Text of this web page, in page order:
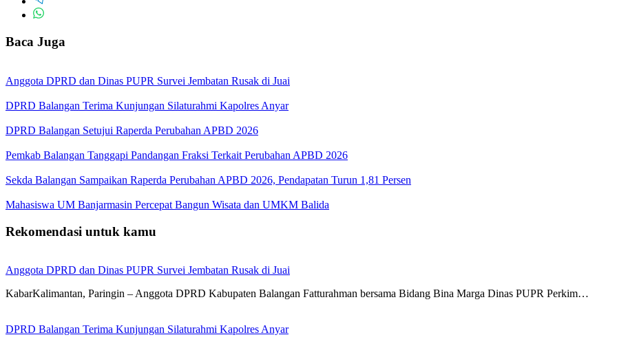
Baca Juga
Anggota DPRD dan Dinas PUPR Survei Jembatan Rusak di Juai
DPRD Balangan Terima Kunjungan Silaturahmi Kapolres Anyar
DPRD Balangan Setujui Raperda Perubahan APBD 2026
Pemkab Balangan Tanggapi Pandangan Fraksi Terkait Perubahan APBD 2026
Sekda Balangan Sampaikan Raperda Perubahan APBD 2026, Pendapatan Turun 1,81 Persen
Mahasiswa UM Banjarmasin Percepat Bangun Wisata dan UMKM Balida
Rekomendasi untuk kamu
Anggota DPRD dan Dinas PUPR Survei Jembatan Rusak di Juai
KabarKalimantan, Paringin – Anggota DPRD Kabupaten Balangan Fatturahman bersama Bidang Bina Marga Dinas PUPR Perkim…
DPRD Balangan Terima Kunjungan Silaturahmi Kapolres Anyar